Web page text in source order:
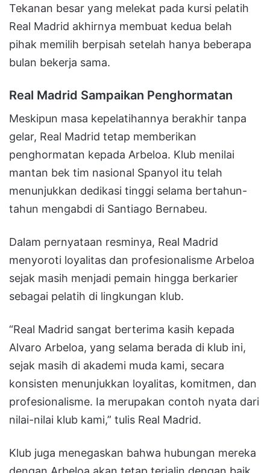
Tekanan besar yang melekat pada kursi pelatih
Real Madrid akhirnya membuat kedua belah
pihak memilih berpisah setelah hanya beberapa
bulan bekerja sama.
Real Madrid Sampaikan Penghormatan
Meskipun masa kepelatihannya berakhir tanpa
gelar, Real Madrid tetap memberikan
penghormatan kepada Arbeloa. Klub menilai
mantan bek tim nasional Spanyol itu telah
menunjukkan dedikasi tinggi selama bertahun-
tahun mengabdi di Santiago Bernabeu.
Dalam pernyataan resminya, Real Madrid
menyoroti loyalitas dan profesionalisme Arbeloa
sejak masih menjadi pemain hingga berkarier
sebagai pelatih di lingkungan klub.
“Real Madrid sangat berterima kasih kepada
Alvaro Arbeloa, yang selama berada di klub ini,
sejak masih di akademi muda kami, secara
konsisten menunjukkan loyalitas, komitmen, dan
profesionalisme. Ia merupakan contoh nyata dari
nilai-nilai klub kami,” tulis Real Madrid.
Klub juga menegaskan bahwa hubungan mereka